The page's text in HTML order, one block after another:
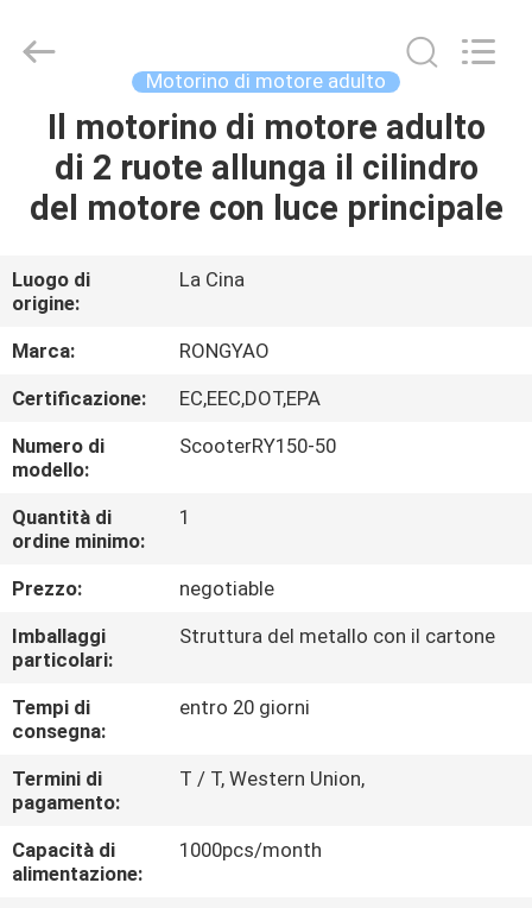
CASA
PRODOTTI
CIRCA
NOI
GIRO
DELLA
FABBRICA
CONTROLLO
DI
QUALITÀ
CONTATTICI
RICHIEDA
UNA
CITAZIONE
Rongyao
Vehicle
Motorino di motore adulto
Il motorino di motore adulto
di 2 ruote allunga il cilindro
del motore con luce principale
Luogo di
origine:
La Cina
Marca:
RONGYAO
Certificazione:
EC,EEC,DOT,EPA
Numero di
modello:
ScooterRY150-50
Quantità di
ordine minimo:
1
Prezzo:
negotiable
Imballaggi
particolari:
Struttura del metallo con il cartone
Tempi di
consegna:
entro 20 giorni
Termini di
pagamento:
T / T, Western Union,
Capacità di
alimentazione:
1000pcs/month